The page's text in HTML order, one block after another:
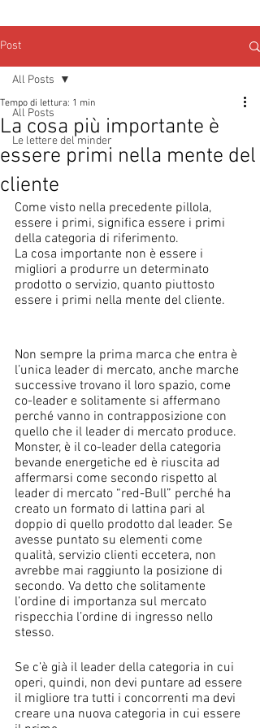
Post
All Posts
Le lettere del minder
All Posts
La cosa più importante è
essere primi nella mente del
cliente
Tempo di lettura: 1 min
Come visto nella precedente pillola,
essere i primi, significa essere i primi
della categoria di riferimento.
La cosa importante non è essere i
migliori a produrre un determinato
prodotto o servizio, quanto piuttosto
essere i primi nella mente del cliente.
Non sempre la prima marca che entra è
l’unica leader di mercato, anche marche
successive trovano il loro spazio, come
co-leader e solitamente si affermano
perché vanno in contrapposizione con
quello che il leader di mercato produce.
Monster, è il co-leader della categoria
bevande energetiche ed è riuscita ad
affermarsi come secondo rispetto al
leader di mercato “red-Bull” perché ha
creato un formato di lattina pari al
doppio di quello prodotto dal leader. Se
avesse puntato su elementi come
qualità, servizio clienti eccetera, non
avrebbe mai raggiunto la posizione di
secondo. Va detto che solitamente
l’ordine di importanza sul mercato
rispecchia l’ordine di ingresso nello
stesso.
Se c’è già il leader della categoria in cui
operi, quindi, non devi puntare ad essere
il migliore tra tutti i concorrenti ma devi
creare una nuova categoria in cui essere